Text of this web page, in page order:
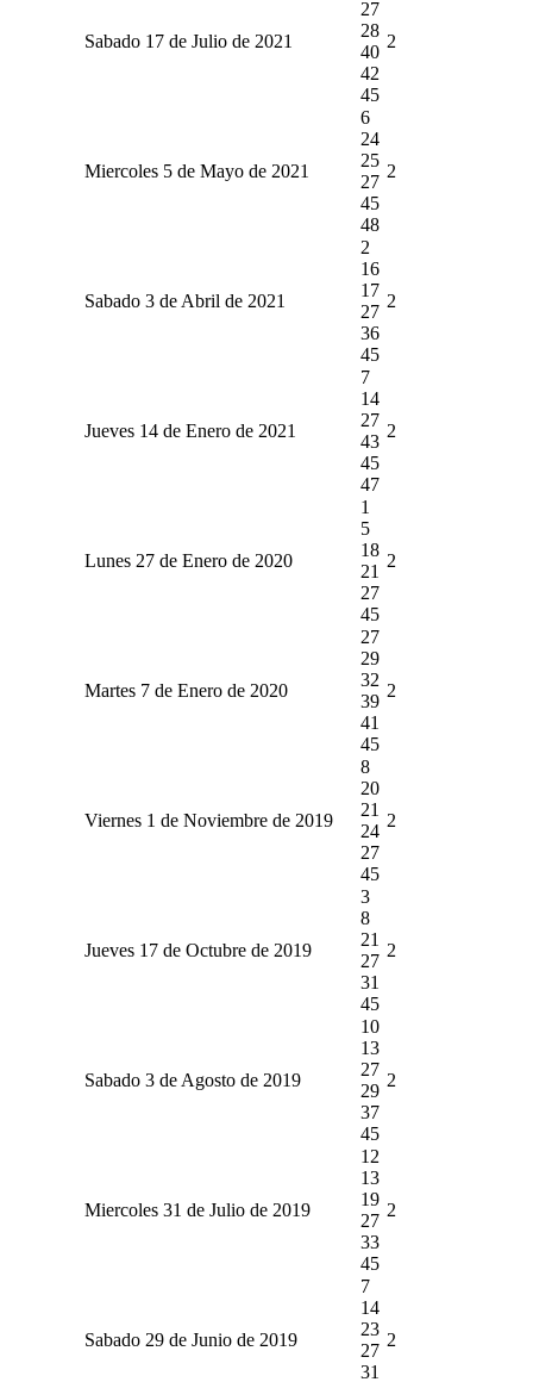
Sabado 17 de Julio de 2021
27
28
40
42
45
2
Miercoles 5 de Mayo de 2021
6
24
25
27
45
48
2
Sabado 3 de Abril de 2021
2
16
17
27
36
45
2
Jueves 14 de Enero de 2021
7
14
27
43
45
47
2
Lunes 27 de Enero de 2020
1
5
18
21
27
45
2
Martes 7 de Enero de 2020
27
29
32
39
41
45
2
Viernes 1 de Noviembre de 2019
8
20
21
24
27
45
2
Jueves 17 de Octubre de 2019
3
8
21
27
31
45
2
Sabado 3 de Agosto de 2019
10
13
27
29
37
45
2
Miercoles 31 de Julio de 2019
12
13
19
27
33
45
2
Sabado 29 de Junio de 2019
7
14
23
27
31
2